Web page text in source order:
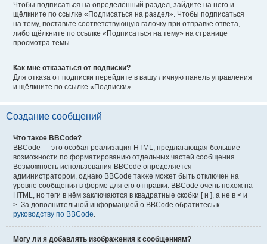
Чтобы подписаться на определённый раздел, зайдите на него и
щёлкните по ссылке «Подписаться на раздел». Чтобы подписаться
на тему, поставьте соответствующую галочку при отправке ответа,
либо щёлкните по ссылке «Подписаться на тему» на странице
просмотра темы.
Как мне отказаться от подписки?
Для отказа от подписки перейдите в вашу личную панель управления
и щёлкните по ссылке «Подписки».
Создание сообщений
Что такое BBCode?
BBCode — это особая реализация HTML, предлагающая большие
возможности по форматированию отдельных частей сообщения.
Возможность использования BBCode определяется
администратором, однако BBCode также может быть отключен на
уровне сообщения в форме для его отправки. BBCode очень похож на
HTML, но теги в нём заключаются в квадратные скобки [ и ], а не в < и
>. За дополнительной информацией о BBCode обратитесь к
руководству по BBCode.
Могу ли я добавлять изображения к сообщениям?